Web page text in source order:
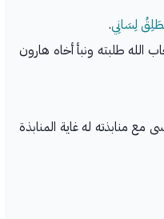
لِسَانِي.
الله طلبته ونبأ أخاه هارون
منابذته له غاية المنابذة